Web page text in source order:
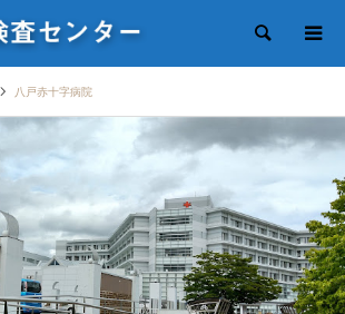
検索
八戸赤十字病院